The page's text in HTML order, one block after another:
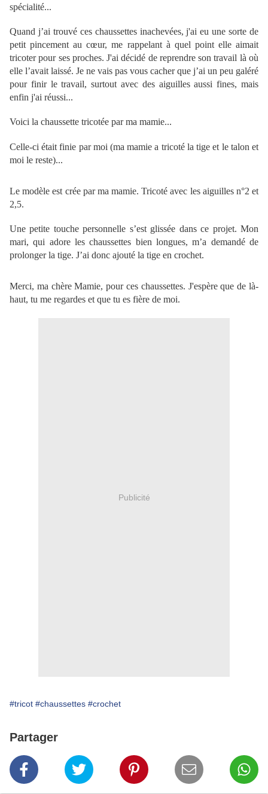
spécialité...
Quand j’ai trouvé ces chaussettes inachevées, j'ai eu une sorte de
petit pincement au cœur, me rappelant à quel point elle aimait
tricoter pour ses proches. J'ai décidé de reprendre son travail là où
elle l’avait laissé. Je ne vais pas vous cacher que j’ai un peu galéré
pour finir le travail, surtout avec des aiguilles aussi fines, mais
enfin j'ai réussi...
Voici la chaussette tricotée par ma mamie...
Celle-ci était finie par moi (ma mamie a tricoté la tige et le talon et
moi le reste)...
Le modèle est crée par ma mamie. Tricoté avec les aiguilles n°2 et
2,5.
Une petite touche personnelle s’est glissée dans ce projet. Mon
mari, qui adore les chaussettes bien longues, m’a demandé de
prolonger la tige. J’ai donc ajouté la tige en crochet.
Merci, ma chère Mamie, pour ces chaussettes. J'espère que de là-
haut, tu me regardes et que tu es fière de moi.
Publicité
#tricot #chaussettes #crochet
Partager